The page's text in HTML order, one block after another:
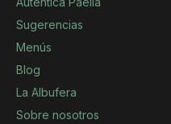
Sugerencias
Menús
Blog
La Albufera
Sobre nosotros